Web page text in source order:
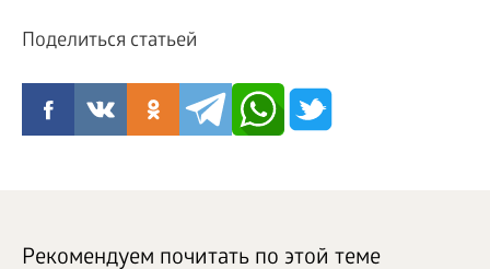
Поделиться статьей
Рекомендуем почитать по этой теме